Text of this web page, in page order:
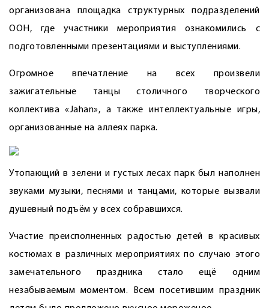
организована площадка структурных подразделений
ООН, где участники мероприятия ознакомились с
подготовленными презентациями и выступлениями.
Огромное впечатление на всех произвели
зажигательные танцы столичного творческого
коллектива «Jahan», а также интеллектуальные игры,
организованные на аллеях парка.
Утопающий в зелени и густых лесах парк был наполнен
звуками музыки, песнями и танцами, которые вызвали
душевный подъём у всех ­собравшихся.
Участие преисполненных радостью детей в красивых
костюмах в различных мероприятиях по случаю этого
замечательного праздника стало ещё одним
незабываемым моментом. Всем посетившим праздник